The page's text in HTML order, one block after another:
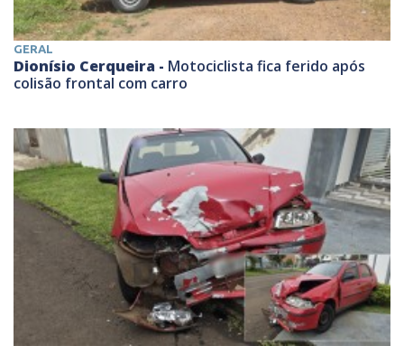
GERAL
Dionísio Cerqueira - Motociclista fica ferido após
colisão frontal com carro